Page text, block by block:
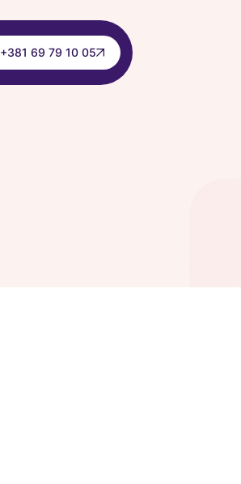
+381 69 79 10 05